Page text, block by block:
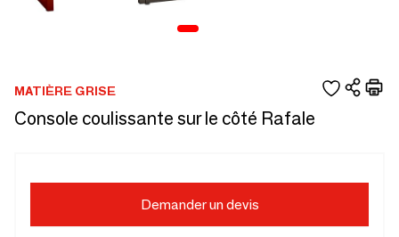
MATIÈRE GRISE
Console coulissante sur le côté Rafale
Demander un devis